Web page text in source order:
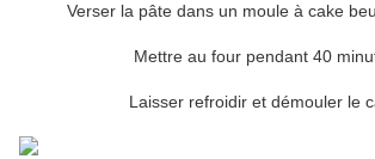
Verser la pâte dans un moule à cake
Mettre au four pendant 40
Laisser refroidir et démouler le